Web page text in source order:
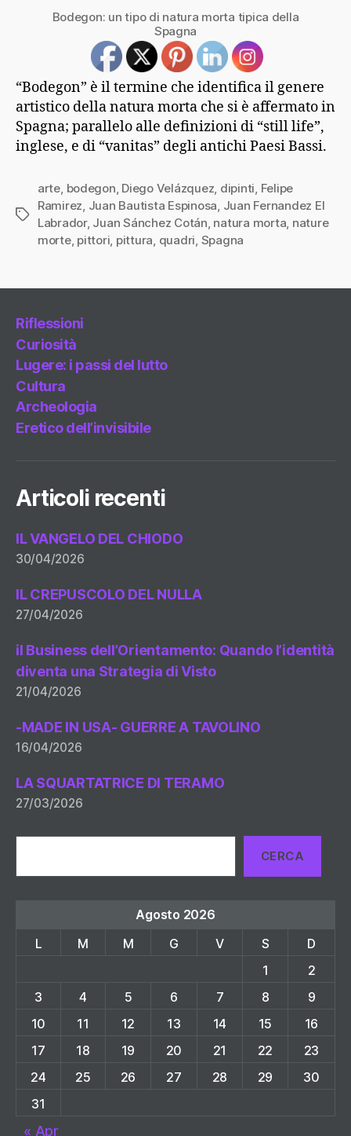
Bodegon: un tipo di natura morta tipica della
Spagna
“Bodegon” è il termine che identifica il genere
artistico della natura morta che si è affermato in
Spagna; parallelo alle definizioni di “still life”,
inglese, e di “vanitas” degli antichi Paesi Bassi.
Tag
arte bodegon Diego Velázquez dipinti Felipe
Ramirez Juan Bautista Espinosa Juan Fernandez El
Labrador, Juan Sánchez Cotán natura morta nature
morte, pittori pittura quadri Spagna
Riflessioni
Curiosità
Lugere: i passi del lutto
Cultura
Archeologia
Eretico dell’invisibile
Articoli recenti
IL VANGELO DEL CHIODO
30/04/2026
IL CREPUSCOLO DEL NULLA
27/04/2026
il Business dell’Orientamento: Quando l’identità
diventa una Strategia di Visto
21/04/2026
-MADE IN USA- GUERRE A TAVOLINO
16/04/2026
LA SQUARTATRICE DI TERAMO
27/03/2026
CERCA
Agosto 2026
L
M M G V S
D
1
2
3
4 5 6 7 8
9
10
11 12 13 14 15
16
17
18 19 20 21 22
23
24
25 26 27 28 29
30
31
« Apr